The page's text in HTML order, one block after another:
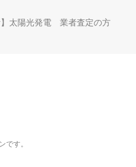
】太陽光発電 業者査定の方
です。